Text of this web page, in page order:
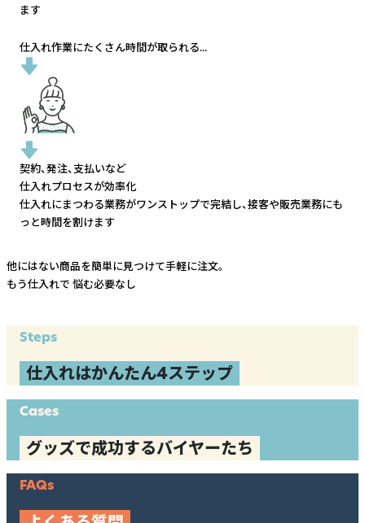
ます
仕入れ作業にたくさん時間が取られる...
契約、発注、支払いなど
仕入れプロセスが効率化
仕入れにまつわる業務がワンストップで完結し、接客や販売業務にも
っと時間を割けます
他にはない商品を簡単に見つけて手軽に注文。
もう仕入れで 悩む必要なし
Steps
仕入れはかんたん4ステップ
Cases
グッズで成功するバイヤーたち
FAQs